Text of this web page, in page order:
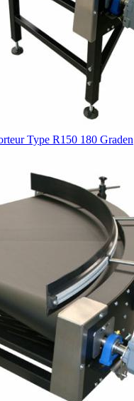
Type R150 180 Graden